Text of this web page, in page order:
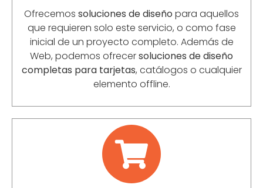
Ofrecemos soluciones de diseño para aquellos
que requieren solo este servicio, o como fase
inicial de un proyecto completo. Además de
Web, podemos ofrecersoluciones de diseño
completas para tarjetas, catálogos o cualquier
elemento offline.